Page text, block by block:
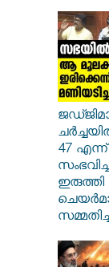
47
ഇരുത്തി